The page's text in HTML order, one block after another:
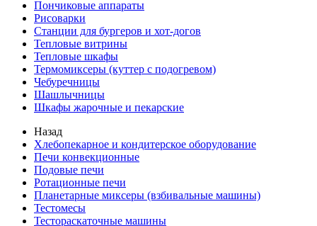
Пончиковые аппараты
Рисоварки
Станции для бургеров и хот-догов
Тепловые витрины
Тепловые шкафы
Термомиксеры (куттер с подогревом)
Чебуречницы
Шашлычницы
Шкафы жарочные и пекарские
Назад
Хлебопекарное и кондитерское оборудование
Печи конвекционные
Подовые печи
Ротационные печи
Планетарные миксеры (взбивальные машины)
Тестомесы
Тестораскаточные машины